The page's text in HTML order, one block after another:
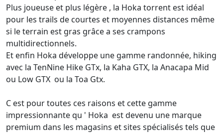
Plus joueuse et plus légère , la Hoka torrent est idéal
pour les trails de courtes et moyennes distances même
si le terrain est gras grâce a ses crampons
multidirectionnels.
Et enfin Hoka développe une gamme randonnée, hiking
avec la TenNine Hike GTx, la Kaha GTX, la Anacapa Mid
ou Low GTX ou la Toa Gtx.
C est pour toutes ces raisons et cette gamme
impressionnante qu ' Hoka est devenu une marque
premium dans les magasins et sites spécialisés tels que